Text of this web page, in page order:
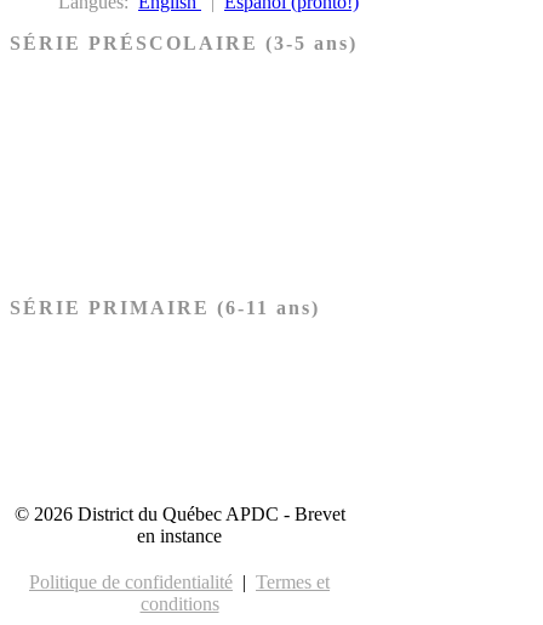
SÉRIE PRÉSCOLAIRE (3-5 ans)
SÉRIE PRIMAIRE (6-11 ans)
© 2026 District du Québec APDC - Brevet
en instance
Politique de confidentialité | Termes et
conditions